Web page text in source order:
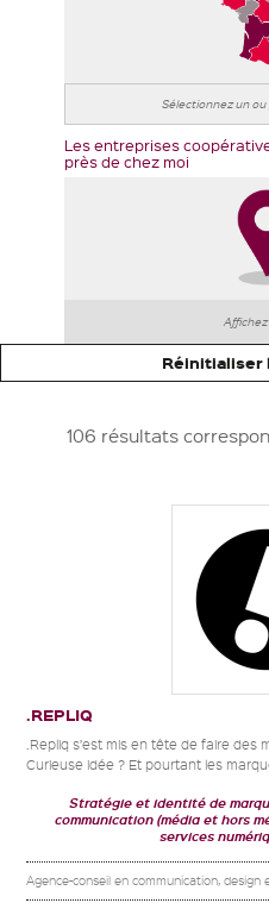
Les entreprises
près de chez moi
Réinitialiser
106 résultats
.REPLIQ
.Repliq s’est mis en tête de faire des
Curieuse idée ? Et pourtant les
Stratégie et identité de
communication (média et hors
services
Agence-conseil en communication, design